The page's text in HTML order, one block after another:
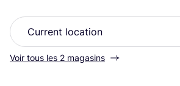
Voir tous les 2 magasins